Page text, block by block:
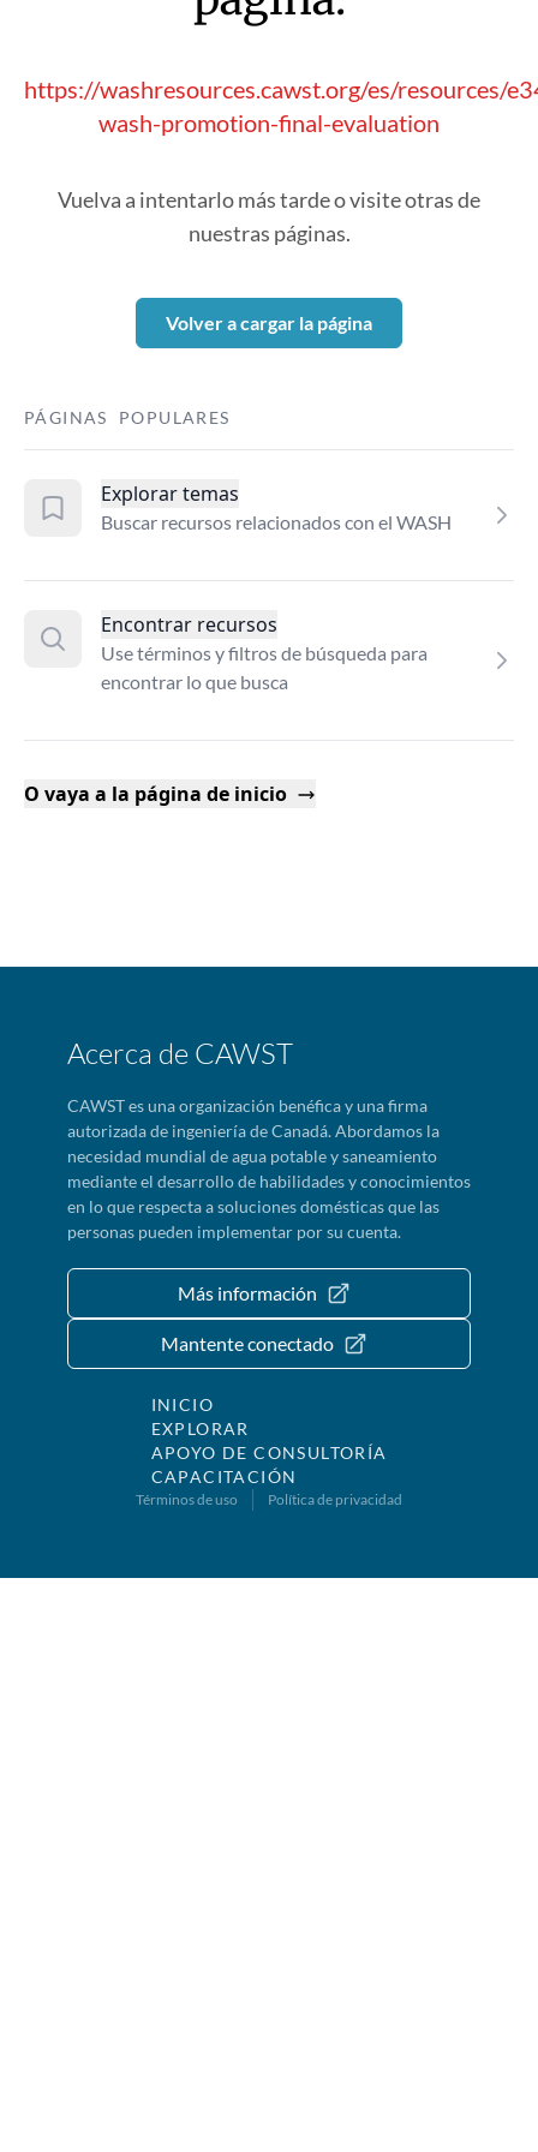
https://washresources.cawst.org/es/resources/
wash-promotion-final-evaluation
Vuelva a intentarlo más tarde o visite otras de
nuestras páginas.
Volver a cargar la página
PÁGINAS POPULARES
Explorar temas
Buscar recursos relacionados con el WASH
Encontrar recursos
Use términos y filtros de búsqueda para
encontrar lo que busca
O vaya a la página de inicio
Acerca de CAWST
CAWST es una organización benéfica y una firma
autorizada de ingeniería de Canadá. Abordamos la
necesidad mundial de agua potable y saneamiento
mediante el desarrollo de habilidades y conocimientos
en lo que respecta a soluciones domésticas que las
personas pueden implementar por su cuenta.
Más información
Mantente conectado
INICIO
EXPLORAR
APOYO DE CONSULTORÍA
CAPACITACIÓN
Términos de uso Política de privacidad